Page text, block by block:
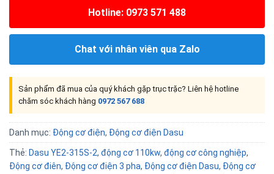
Hotline: 0973 571 488
Chat với nhân viên qua Zalo
Sản phẩm đã mua của quý khách gặp trục trặc? Liên hệ hotline
chăm sóc khách hàng 0972 567 688
Danh mục: Động cơ điện, Động cơ điện Dasu
Thẻ: Dasu YE2-315S-2, động cơ 110kw, động cơ công nghiệp,
Động cơ điên, Động cơ điện 3 pha, Động cơ điện Dasu, Động cơ